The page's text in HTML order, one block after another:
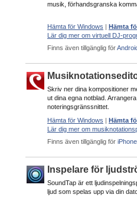
musik, förhandsgranska
Hämta för Windows | Hämta
Lär dig mer om virtuell DJ-
Finns även tillgänglig för
Skriv ner dina kompositioner
ut dina egna notblad.
noteringsgränssnittet.
Hämta för Windows | Hämta
Lär dig mer om
Finns även tillgänglig för iPhone
Inspelare för
SoundTap är ett
ljud som spelas upp via din